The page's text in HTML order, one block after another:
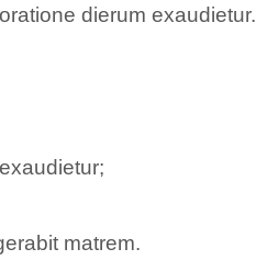
dierum exaudietur.
matrem.